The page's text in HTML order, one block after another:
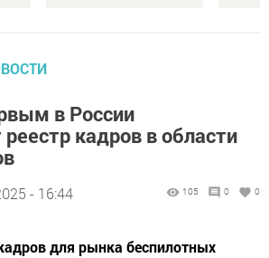
в России
реестр кадров в области
- 16:44 105 0 0
для рынка беспилотных